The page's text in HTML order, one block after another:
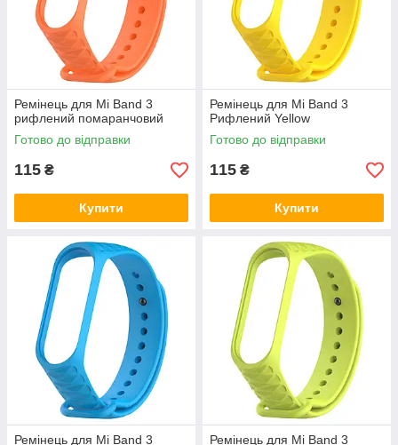
Ремінець для Mi Band 3
рифлений помаранчовий
Готово до відправки
115 ₴
Купити
Ремінець для Mi Band 3
Рифлений Yellow
Готово до відправки
115 ₴
Купити
Ремінець для Mi Band 3
Ремінець для Mi Band 3